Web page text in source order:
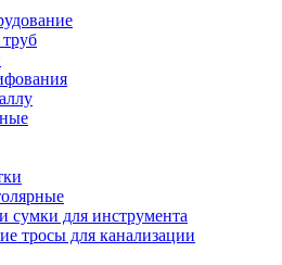
сумки для инструмента
тросы для канализации